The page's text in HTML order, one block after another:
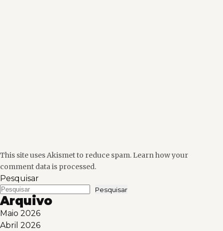
This site uses Akismet to reduce spam. Learn how your
comment data is processed.
Pesquisar
Pesquisar
Arquivo
Maio 2026
Abril 2026